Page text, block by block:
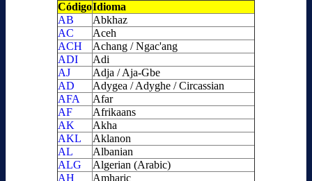
CódigoIdioma
AB
Abkhaz
AC
Aceh
ACH
Achang / Ngac'ang
ADI
Adi
AJ
Adja / Aja-Gbe
AD
Adygea / Adyghe / Circassian
AFA
Afar
AF
Afrikaans
AK
Akha
AKL
Aklanon
AL
Albanian
ALG
Algerian (Arabic)
AH
Amharic